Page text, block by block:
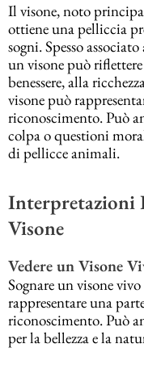
Il visone, noto
ottiene una pelliccia
sogni. Spesso
un visone può
benessere, alla
visone può
riconoscimento. Può
colpa o questioni
di pellicce animali.
Interpretazioni
Visone
Vedere un Visone
Sognare un visone
rappresentare una
riconoscimento. Può
per la bellezza e la